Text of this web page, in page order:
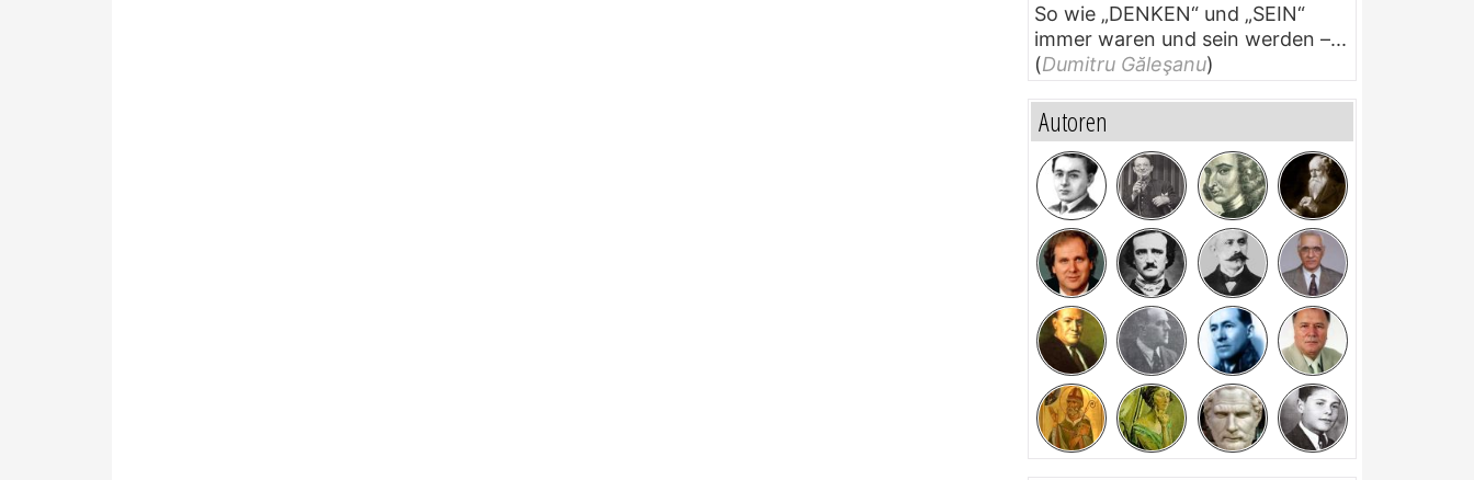
So wie „DENKEN“ und „SEIN“
immer waren und sein werden –...
(Dumitru Găleşanu)
Autoren